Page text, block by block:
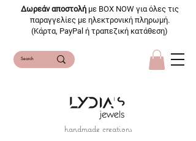
handmade creations
Δωρεάν αποστολή με BOX NOW για όλες τις
παραγγελίες με ηλεκτρονική πληρωμή.
(Κάρτα, PayPal ή τραπεζική κατάθεση)